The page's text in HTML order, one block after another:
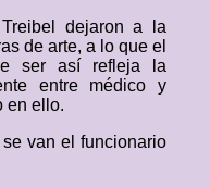
dejaron a la
de arte, a lo que el
ser así refleja la
entre médico y
en ello.
van el funcionario